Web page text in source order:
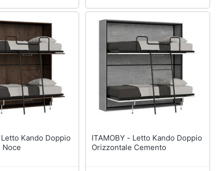
Noce
ITAMOBY - Letto Kando Doppio
Orizzontale Cemento